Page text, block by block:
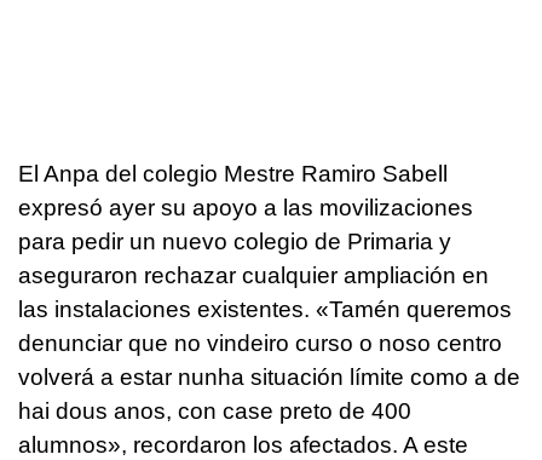
El Anpa del colegio Mestre Ramiro Sabell
expresó ayer su apoyo a las movilizaciones
para pedir un nuevo colegio de Primaria y
aseguraron rechazar cualquier ampliación en
las instalaciones existentes. «Tamén queremos
denunciar que no vindeiro curso o noso centro
volverá a estar nunha situación límite como a de
hai dous anos, con case preto de 400
alumnos», recordaron los afectados. A este